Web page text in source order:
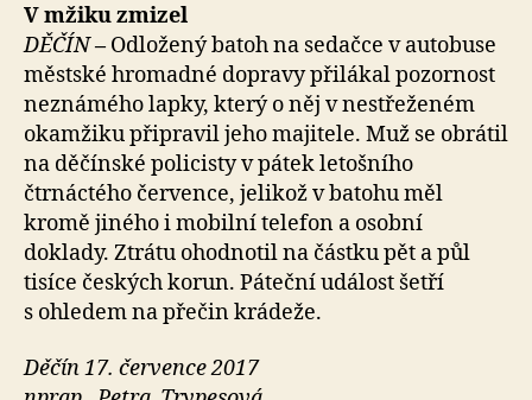
V mžiku zmizel
DĚČÍN– Odložený batoh na sedačce v autobuse
městské hromadné dopravy přilákal pozornost
neznámého lapky, který o něj v nestřeženém
okamžiku připravil jeho majitele. Muž se obrátil
na děčínské policisty v pátek letošního
čtrnáctého července, jelikož v batohu měl
kromě jiného i mobilní telefon a osobní
doklady. Ztrátu ohodnotil na částku pět a půl
tisíce českých korun. Páteční událost šetří
s ohledem na přečin krádeže.
Děčín 17. července 2017